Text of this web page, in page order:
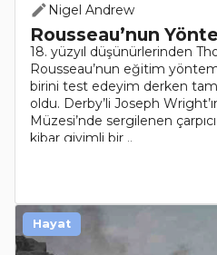
Nigel Andrew
Rousseau’nun
18. yüzyıl düşünürlerinden
Rousseau’nun eğitim
birini test edeyim derken
oldu. Derby’li Joseph
Müzesi’nde sergilenen
kibar giyimli bir ..
Hayat